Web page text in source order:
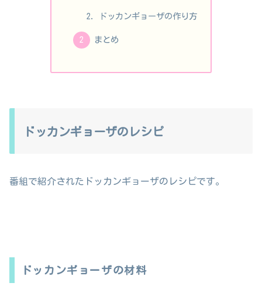
ドッカンギョーザの作り方
まとめ
ドッカンギョーザのレシピ
番組で紹介されたドッカンギョーザのレシピです。
ドッカンギョーザの材料